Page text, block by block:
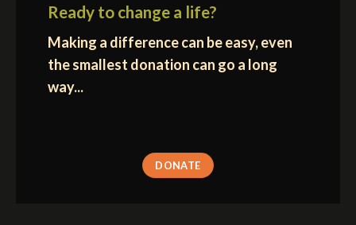
Ready to change a life?
Making a difference can be easy, even
the smallest donation can go a long
way...
DONATE